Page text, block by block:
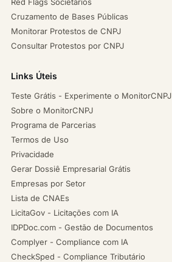
Cruzamento de Bases Públicas
Monitorar Protestos de CNPJ
Consultar Protestos por CNPJ
Links Úteis
Teste Grátis - Experimente o MonitorCNPJ
Sobre o MonitorCNPJ
Programa de Parcerias
Termos de Uso
Privacidade
Gerar Dossiê Empresarial Grátis
Empresas por Setor
Lista de CNAEs
LicitaGov - Licitações com IA
IDPDoc.com - Gestão de Documentos
Complyer - Compliance com IA
CheckSped - Compliance Tributário